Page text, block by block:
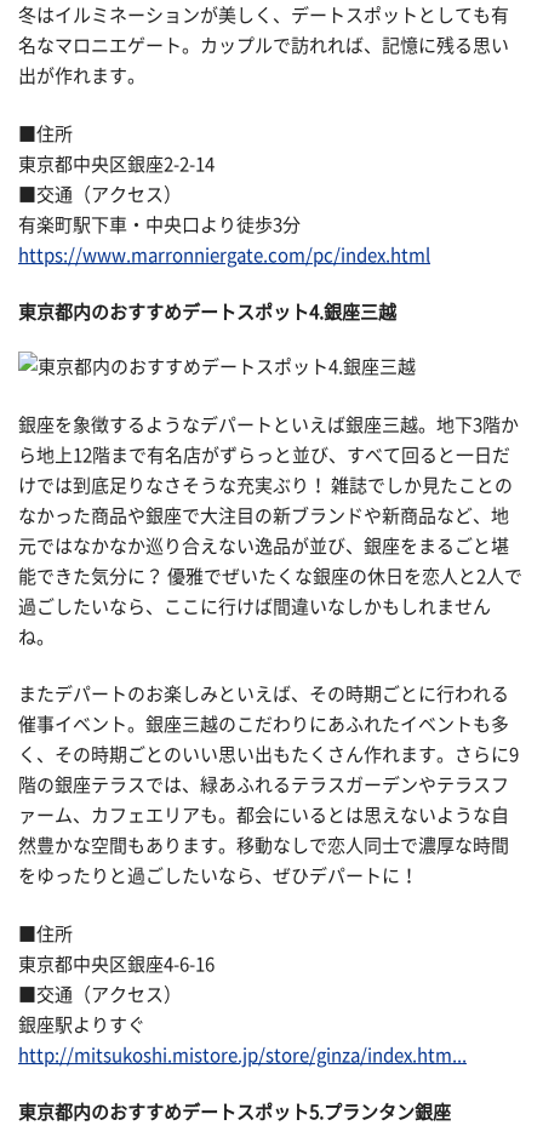
冬はイルミネーションが美しく、デートスポットとしても有
名なマロニエゲート。カップルで訪れれば、記憶に残る思い
出が作れます。
■住所
東京都中央区銀座2-2-14
■交通（アクセス）
有楽町駅下車・中央口より徒歩3分
https://www.marronniergate.com/pc/index.html
東京都内のおすすめデートスポット4.銀座三越
銀座を象徴するようなデパートといえば銀座三越。地下3階か
ら地上12階まで有名店がずらっと並び、すべて回ると一日だ
けでは到底足りなさそうな充実ぶり！ 雑誌でしか見たことの
なかった商品や銀座で大注目の新ブランドや新商品など、地
元ではなかなか巡り合えない逸品が並び、銀座をまるごと堪
能できた気分に？ 優雅でぜいたくな銀座の休日を恋人と2人で
過ごしたいなら、ここに行けば間違いなしかもしれません
ね。
またデパートのお楽しみといえば、その時期ごとに行われる
催事イベント。銀座三越のこだわりにあふれたイベントも多
く、その時期ごとのいい思い出もたくさん作れます。さらに9
階の銀座テラスでは、緑あふれるテラスガーデンやテラスフ
ァーム、カフェエリアも。都会にいるとは思えないような自
然豊かな空間もあります。移動なしで恋人同士で濃厚な時間
をゆったりと過ごしたいなら、ぜひデパートに！
■住所
東京都中央区銀座4-6-16
■交通（アクセス）
銀座駅よりすぐ
http://mitsukoshi.mistore.jp/store/ginza/index.htm...
東京都内のおすすめデートスポット5.プランタン銀座